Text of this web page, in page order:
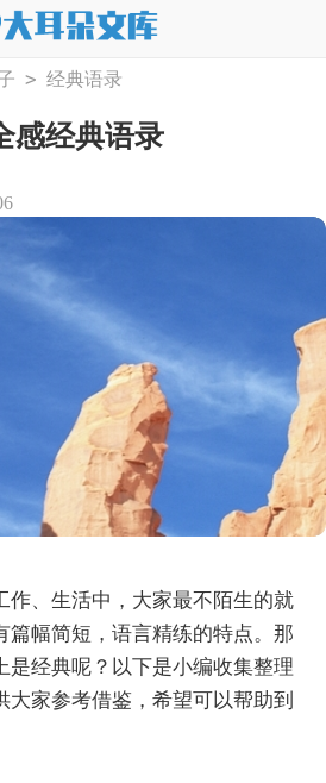
> 经典语录
感经典语录
作、生活中，大家最不陌生的就
篇幅简短，语言精练的特点。那
是经典呢？以下是小编收集整理
大家参考借鉴，希望可以帮助到